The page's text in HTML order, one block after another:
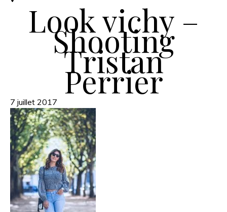
Look vichy –
Shooting
Tristan
Perrier
7 juillet 2017